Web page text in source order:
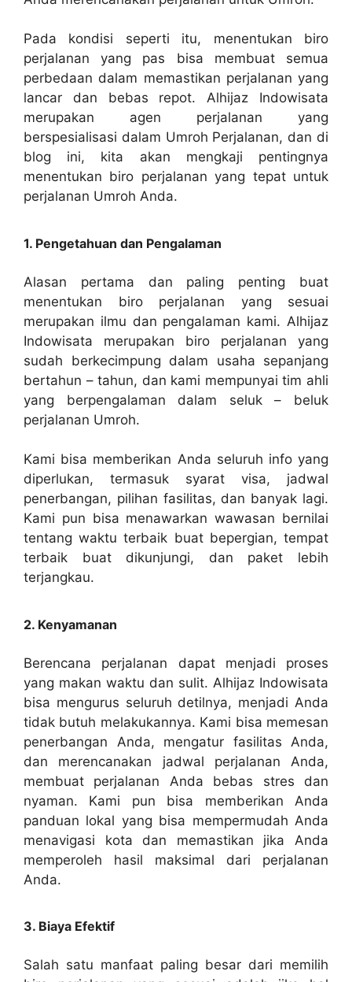
Pada kondisi seperti itu, menentukan biro
perjalanan yang pas bisa membuat semua
perbedaan dalam memastikan perjalanan yang
lancar dan bebas repot. Alhijaz Indowisata
merupakan agen perjalanan yang
berspesialisasi dalam Umroh Perjalanan, dan di
blog ini, kita akan mengkaji pentingnya
menentukan biro perjalanan yang tepat untuk
perjalanan Umroh Anda.
1. Pengetahuan dan Pengalaman
Alasan pertama dan paling penting buat
menentukan biro perjalanan yang sesuai
merupakan ilmu dan pengalaman kami. Alhijaz
Indowisata merupakan biro perjalanan yang
sudah berkecimpung dalam usaha sepanjang
bertahun – tahun, dan kami mempunyai tim ahli
yang berpengalaman dalam seluk – beluk
perjalanan Umroh.
Kami bisa memberikan Anda seluruh info yang
diperlukan, termasuk syarat visa, jadwal
penerbangan, pilihan fasilitas, dan banyak lagi.
Kami pun bisa menawarkan wawasan bernilai
tentang waktu terbaik buat bepergian, tempat
terbaik buat dikunjungi, dan paket lebih
terjangkau.
2. Kenyamanan
Berencana perjalanan dapat menjadi proses
yang makan waktu dan sulit. Alhijaz Indowisata
bisa mengurus seluruh detilnya, menjadi Anda
tidak butuh melakukannya. Kami bisa memesan
penerbangan Anda, mengatur fasilitas Anda,
dan merencanakan jadwal perjalanan Anda,
membuat perjalanan Anda bebas stres dan
nyaman. Kami pun bisa memberikan Anda
panduan lokal yang bisa mempermudah Anda
menavigasi kota dan memastikan jika Anda
memperoleh hasil maksimal dari perjalanan
Anda.
3. Biaya Efektif
Salah satu manfaat paling besar dari memilih